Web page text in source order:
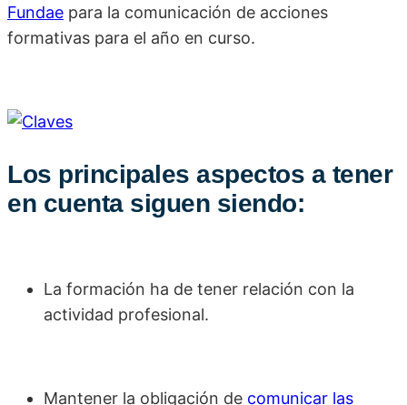
Fundae para la comunicación de acciones
formativas para el año en curso.
Los principales aspectos a tener
en cuenta siguen siendo:
La formación ha de tener relación con la
actividad profesional.
Mantener la obligación de comunicar las